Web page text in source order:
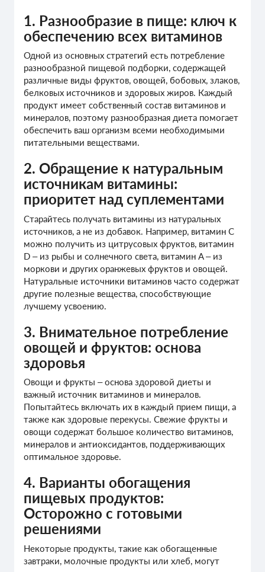
1. Разнообразие в пище: ключ к
обеспечению всех витаминов
Одной из основных стратегий есть потребление
разнообразной пищевой подборки, содержащей
различные виды фруктов, овощей, бобовых, злаков,
белковых источников и здоровых жиров. Каждый
продукт имеет собственный состав витаминов и
минералов, поэтому разнообразная диета помогает
обеспечить ваш организм всеми необходимыми
питательными веществами.
2. Обращение к натуральным
источникам витамины:
приоритет над суплементами
Старайтесь получать витамины из натуральных
источников, а не из добавок. Например, витамин С
можно получить из цитрусовых фруктов, витамин
D – из рыбы и солнечного света, витамин A – из
моркови и других оранжевых фруктов и овощей.
Натуральные источники витаминов часто содержат
другие полезные вещества, способствующие
лучшему усвоению.
3. Внимательное потребление
овощей и фруктов: основа
здоровья
Овощи и фрукты – основа здоровой диеты и
важный источник витаминов и минералов.
Попытайтесь включать их в каждый прием пищи, а
также как здоровые перекусы. Свежие фрукты и
овощи содержат большое количество витаминов,
минералов и антиоксидантов, поддерживающих
оптимальное здоровье.
4. Варианты обогащения
пищевых продуктов:
Осторожно с готовыми
решениями
Некоторые продукты, такие как обогащенные
завтраки, молочные продукты или хлеб, могут